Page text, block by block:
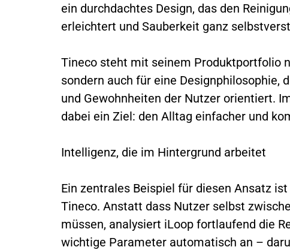
ein durchdachtes Design, das den
erleichtert und Sauberkeit ganz
Tineco steht mit seinem Produktportfolio
sondern auch für eine Designphilosophie,
und Gewohnheiten der Nutzer orientiert.
dabei ein Ziel: den Alltag einfacher und
Intelligenz, die im Hintergrund arbeitet
Ein zentrales Beispiel für diesen Ansatz
Tineco. Anstatt dass Nutzer selbst
müssen, analysiert iLoop fortlaufend die
wichtige Parameter automatisch an –